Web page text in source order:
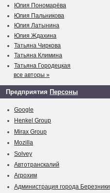
Юлия Пономарёва
Юлия Пальникова
Юлия Латынина
Юлия Ждахина
Татьяна Чиркова
Татьяна Климина
Татьяна Городецкая
все авторы »
Предприятия Персоны
Google
Henkel Group
Mirax Group
Mozilla
Solvey
Автотранскалий
Агрохим
Администрация города Березники